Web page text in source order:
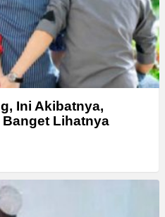
Ini Akibatnya,
Lihatnya